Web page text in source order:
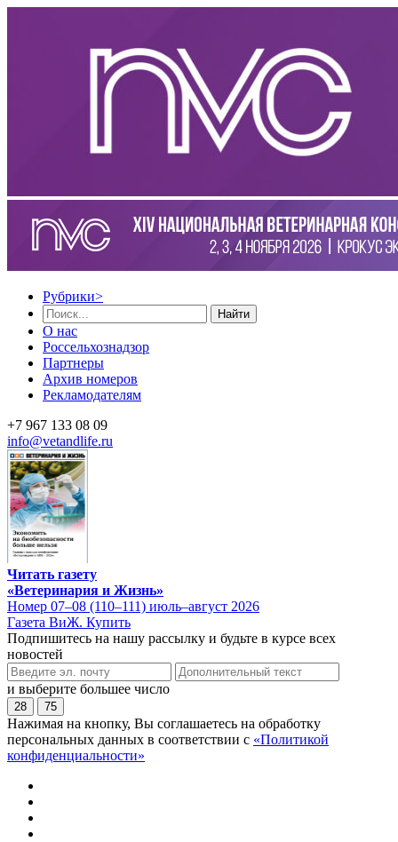
Рубрики>
Найти
О нас
Россельхознадзор
Партнеры
Архив номеров
Рекламодателям
+7 967 133 08 09
info@vetandlife.ru
Читать газету
«Ветеринария и Жизнь»
Номер 07–08 (110–111) июль–август 2026
Газета ВиЖ. Купить
Подпишитесь на нашу рассылку и будьте в курсе всех
новостей
и выберите большее число
28 75
Нажимая на кнопку, Вы соглашаетесь на обработку
персональных данных в соответствии с «Политикой
конфиденциальности»